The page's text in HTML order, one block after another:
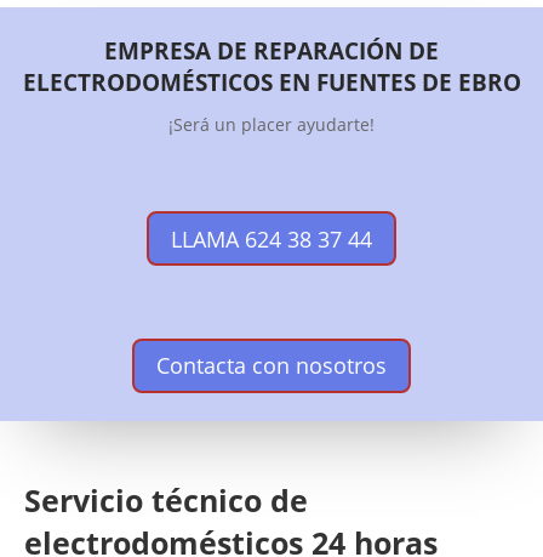
EMPRESA DE REPARACIÓN DE
ELECTRODOMÉSTICOS EN FUENTES DE EBRO
¡Será un placer ayudarte!
LLAMA 624 38 37 44
Contacta con nosotros
Servicio técnico de
electrodomésticos 24 horas